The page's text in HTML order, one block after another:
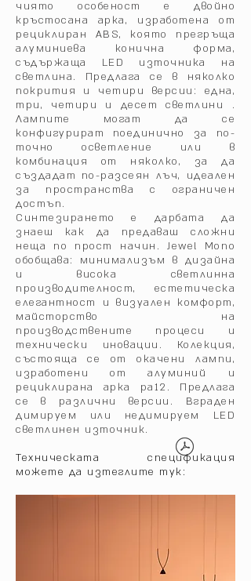
чиято особеност е двойно
кръстосана арка, изработена от
рециклиран ABS, която прегръща
алуминиева конична форма,
съдържаща LED източника на
светлина.‎ Предлага се в няколко
покрития и четири версии: една,
три, четири и десет светлини .‎
Лампите могат да се
конфигурират поединично за по-
точно осветление или в
комбинация от няколко, за да
създадат по-разсеян лъч, идеален
за пространства с ограничен
достъп.‎
Синтезирането е дарбата да
знаеш как да предаваш сложни
неща по прост начин.‎ Jewel Mono
обобщава: минимализъм в дизайна
и висока светлинна
производителност, естетическа
елегантност и визуален комфорт,
майсторство на
производствените процеси и
технически иновации.‎ Колекция,
състояща се от окачени лампи,
изработени от алуминий и
рециклирана арка pa12.‎ Предлага
се в различни версии.‎ Вграден
димируем или недимируем LED
светлинен източник.‎
Техническата спецификация
можете да изтеглите тук: